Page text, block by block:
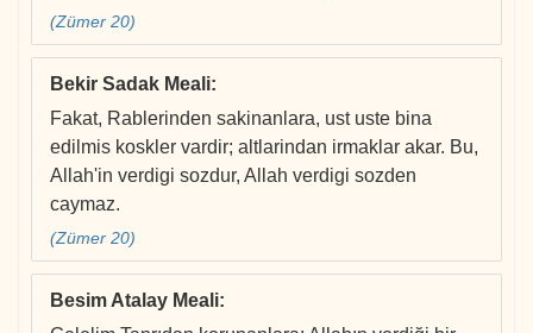
(Zümer 20)
Bekir Sadak Meali:
Fakat, Rablerinden sakinanlara, ust uste bina
edilmis koskler vardir; altlarindan irmaklar akar. Bu,
Allah'in verdigi sozdur, Allah verdigi sozden
caymaz.
(Zümer 20)
Besim Atalay Meali: